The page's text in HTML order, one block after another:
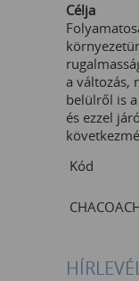
Célja
a változás,
belülről is
és ezzel
Kód